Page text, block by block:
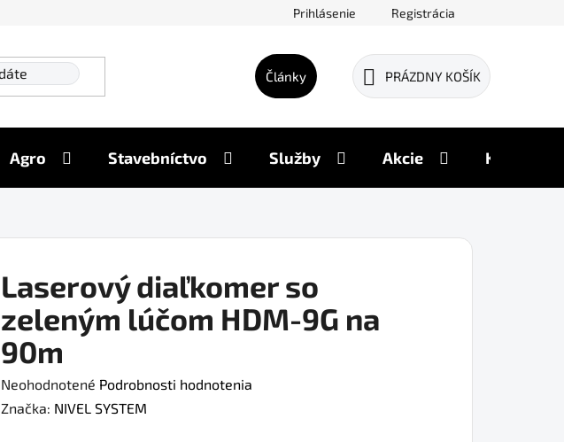
Prihlásenie Registrácia
Články
NÁKUPNÝ
PRÁZDNY KOŠÍK
Agro Stavebníctvo Služby Akcie Kontakty
Laserový diaľkomer so
zeleným lúčom HDM-9G na
90m
Priemerné
hodnotenie
Neohodnotené Podrobnosti hodnotenia
Značka: NIVEL SYSTEM